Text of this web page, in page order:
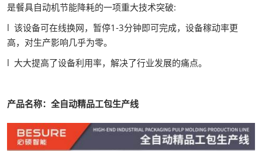
是餐具自动机节能降耗的一项重大技术突破:
l 该设备可在线换网，暂停1-3分钟即可完成，设备稼动率更
高，对生产影响几乎为零。
l 大大提高了设备利用率，解决了行业发展的痛点。
产品名称：全自动精品工包生产线